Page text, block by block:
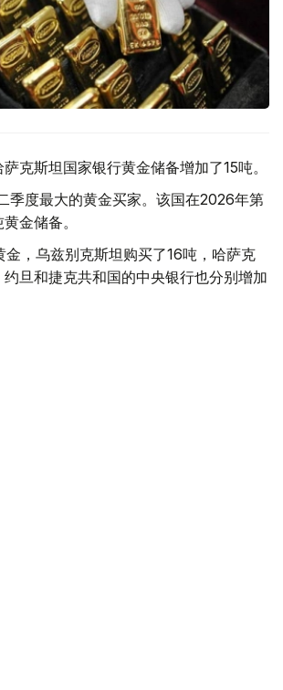
克斯坦国家银行黄金储备增加了15吨。
季度最大的黄金买家。该国在2026年第
金储备。
金，乌兹别克斯坦购买了16吨，哈萨克
旦和捷克共和国的中央银行也分别增加